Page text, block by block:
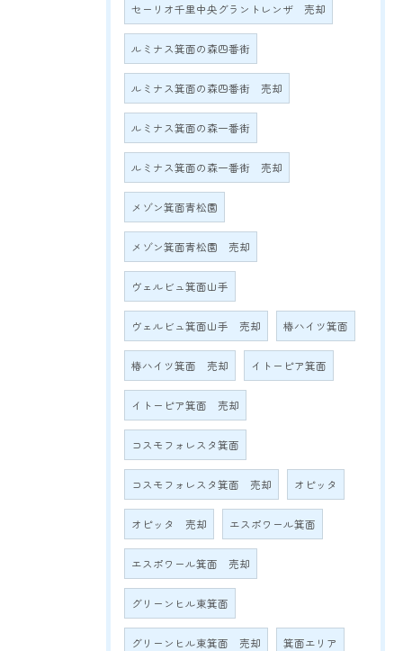
セーリオ千里中央グラントレンザ 売却
ルミナス箕面の森四番街
ルミナス箕面の森四番街 売却
ルミナス箕面の森一番街
ルミナス箕面の森一番街 売却
メゾン箕面青松園
メゾン箕面青松園 売却
ヴェルビュ箕面山手
ヴェルビュ箕面山手 売却 椿ハイツ箕面
椿ハイツ箕面 売却 イトーピア箕面
イトーピア箕面 売却
コスモフォレスタ箕面
コスモフォレスタ箕面 売却 オピッタ
オピッタ 売却 エスポワール箕面
エスポワール箕面 売却
グリーンヒル東箕面
グリーンヒル東箕面 売却 箕面エリア